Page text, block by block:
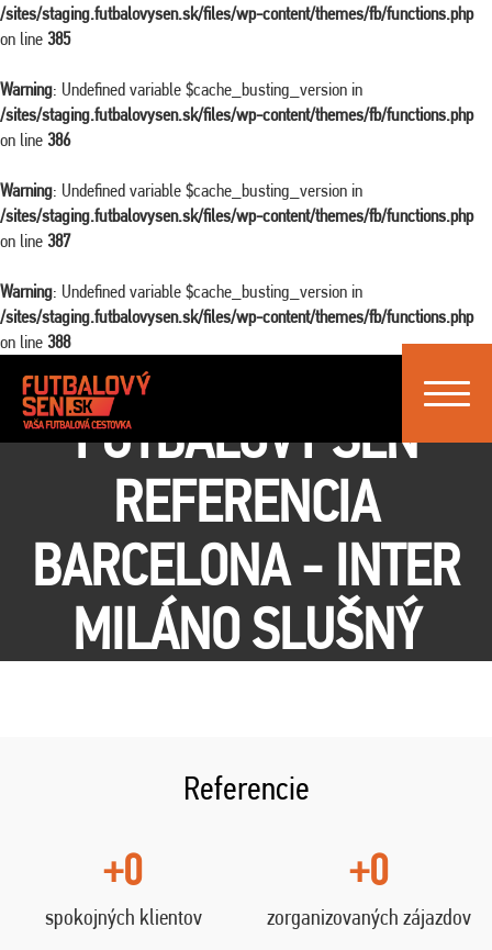
/sites/staging.futbalovysen.sk/files/wp-content/themes/fb/functions.php
on line 385
Warning: Undefined variable $cache_busting_version in
/sites/staging.futbalovysen.sk/files/wp-content/themes/fb/functions.php
on line 386
Warning: Undefined variable $cache_busting_version in
/sites/staging.futbalovysen.sk/files/wp-content/themes/fb/functions.php
on line 387
Warning: Undefined variable $cache_busting_version in
/sites/staging.futbalovysen.sk/files/wp-content/themes/fb/functions.php
on line 388
Toggle
FUTBALOVÝ SEN
REFERENCIA
BARCELONA - INTER
MILÁNO SLUŠNÝ
Referencie
+0
spokojných klientov
+0
zorganizovaných zájazdov